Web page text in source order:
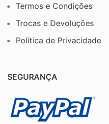
Termos e Condições
Trocas e Devoluções
Política de Privacidade
SEGURANÇA